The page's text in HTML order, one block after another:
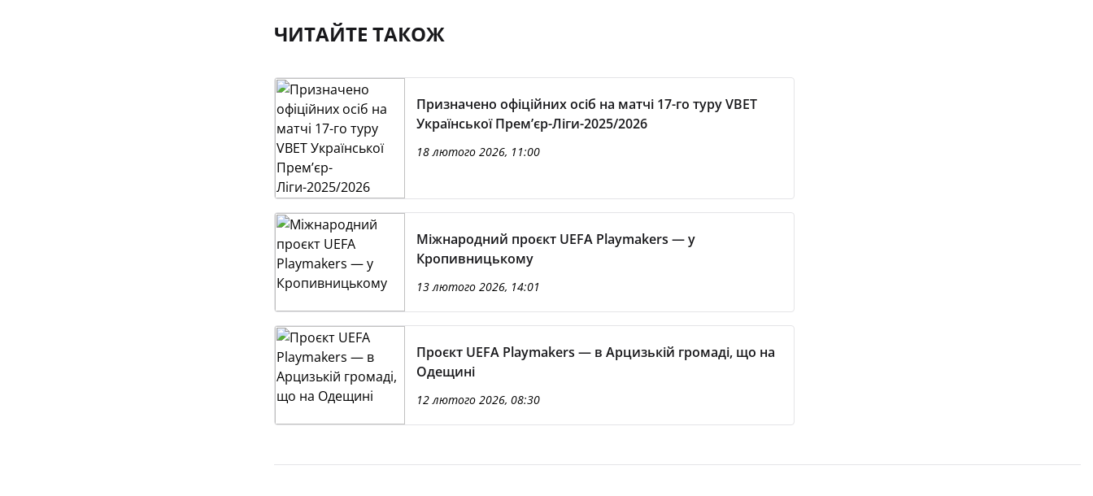
ЧИТАЙТЕ ТАКОЖ
Призначено офіційних осіб на матчі 17-го туру VBET
Української Премʼєр-Ліги-2025/2026
18 лютого 2026, 11:00
Міжнародний проєкт UEFA Playmakers — у
Кропивницькому
13 лютого 2026, 14:01
Проєкт UEFA Playmakers — в Арцизькій громаді, що на
Одещині
12 лютого 2026, 08:30